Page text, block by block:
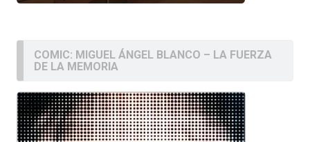
COMIC: MIGUEL ÁNGEL BLANCO – LA FUERZA
DE LA MEMORIA